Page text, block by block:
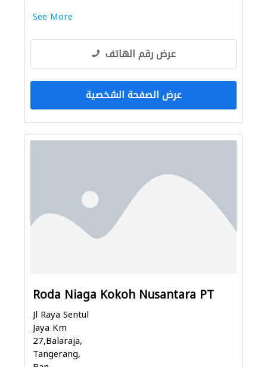
See More
عرض رقم الهاتف
عرض الصفحة الشخصية
Roda Niaga Kokoh Nusantara PT
Jl Raya Sentul
Jaya Km
27,Balaraja,
Tangerang,